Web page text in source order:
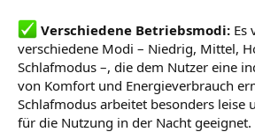
Verschiedene Betriebsmodi: Es
verschiedene Modi – Niedrig, Mittel,
Schlafmodus –, die dem Nutzer eine
von Komfort und Energieverbrauch
Schlafmodus arbeitet besonders leise
für die Nutzung in der Nacht geeignet.